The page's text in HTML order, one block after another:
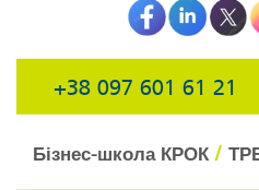
+38 097 601 61 21
Бізнес-школа КРОК /